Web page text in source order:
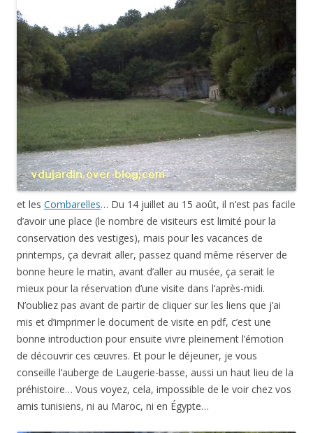
et les Combarelles… Du 14 juillet au 15 août, il n’est pas facile
d’avoir une place (le nombre de visiteurs est limité pour la
conservation des vestiges), mais pour les vacances de
printemps, ça devrait aller, passez quand même réserver de
bonne heure le matin, avant d’aller au musée, ça serait le
mieux pour la réservation d’une visite dans l’après-midi.
N’oubliez pas avant de partir de cliquer sur les liens que j’ai
mis et d’imprimer le document de visite en pdf, c’est une
bonne introduction pour ensuite vivre pleinement l’émotion
de découvrir ces œuvres. Et pour le déjeuner, je vous
conseille l’auberge de Laugerie-basse, aussi un haut lieu de la
préhistoire… Vous voyez, cela, impossible de le voir chez vos
amis tunisiens, ni au Maroc, ni en Égypte…